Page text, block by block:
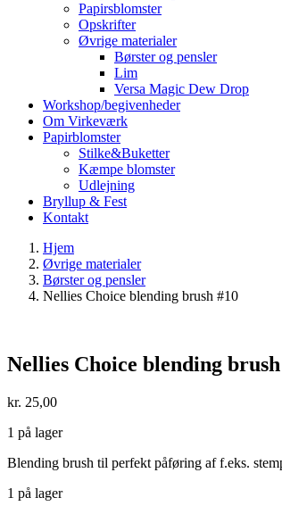
Papirsblomster
Opskrifter
Øvrige materialer
Børster og pensler
Lim
Versa Magic Dew Drop
Workshop/begivenheder
Om Virkeværk
Papirblomster
Stilke&Buketter
Kæmpe blomster
Udlejning
Bryllup & Fest
Kontakt
Hjem
Øvrige materialer
Børster og pensler
Nellies Choice blending brush #10
Nellies Choice blending brush
kr. 25,00
1 på lager
Blending brush til perfekt påføring af f.eks.
1 på lager